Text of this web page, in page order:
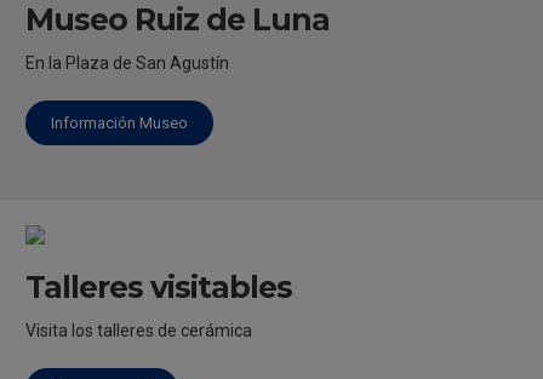
Museo Ruiz de Luna
En la Plaza de San Agustín
Información Museo
Talleres visitables
Visita los talleres de cerámica